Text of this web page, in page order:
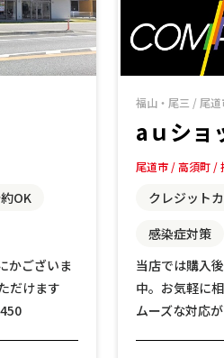
OK
かございま
だけます
福山・尾三 / 尾
aｕショ
尾道市 高須町
クレジット
感染症対策
当店では購入
中。お気軽に
ムーズな対応